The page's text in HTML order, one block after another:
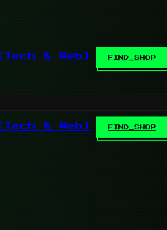
[Tech & Web] FIND_SHOP
[Tech & Web] FIND_SHOP